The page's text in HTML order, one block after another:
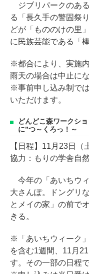
ジブリパークのあ
る「長久手の警固祭
どが「もののけの里
に民族芸能である「
※都合により、実施
雨天の場合は中止にな
※事前申し込み制で
いただけます。
どんどこ森ワークシ
に”つ～くろっ！～
【日程】11月23日（
協力：もりの学舎自
今年の「あいちウ
大さんぽ。ドングリ
とメイの家」の前で
きる。
※「あいちウィーク
を含む1週間、11月
す。その一部の日程